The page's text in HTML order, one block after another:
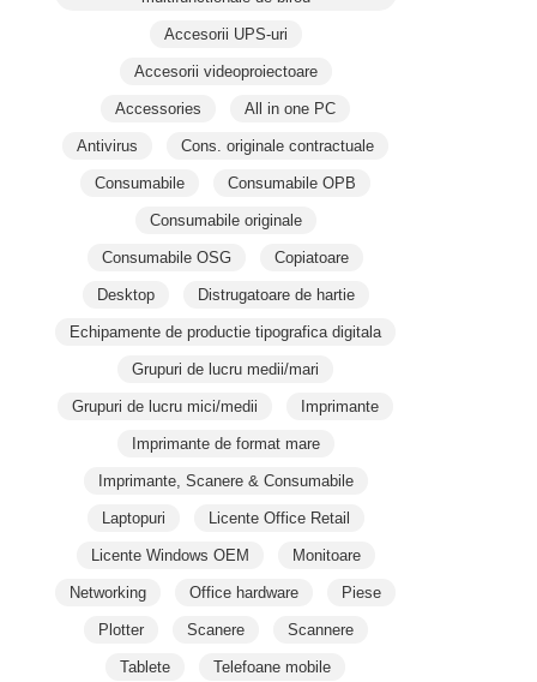
Accesorii UPS-uri
Accesorii videoproiectoare
Accessories All in one PC
Antivirus Cons. originale contractuale
Consumabile Consumabile OPB
Consumabile originale
Consumabile OSG Copiatoare
Desktop Distrugatoare de hartie
Echipamente de productie tipografica digitala
Grupuri de lucru medii/mari
Grupuri de lucru mici/medii Imprimante
Imprimante de format mare
Imprimante, Scanere & Consumabile
Laptopuri Licente Office Retail
Licente Windows OEM Monitoare
Networking Office hardware Piese
Plotter Scanere Scannere
Tablete Telefoane mobile